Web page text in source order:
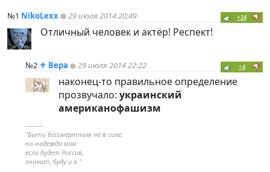
№1 NikoLexx 29 июля 2014 20:49 +24
Отличный человек и актёр! Респект!
№2 ↑ Вера 29 июля 2014 22:22 +4
наконец-то правильное определение
прозвучало: украинский
американофашизм
----------
"Быть бессмертным не в силе,
но надежда моя:
если будет Россия,
значит, буду и я."